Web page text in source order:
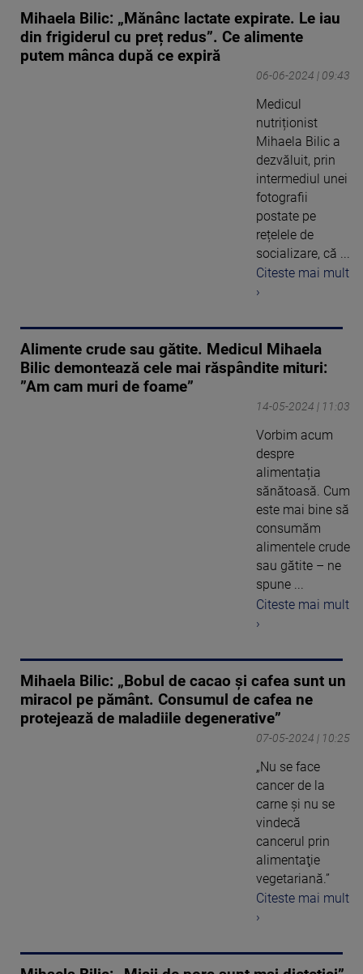
Mihaela Bilic: „Mănânc lactate expirate. Le iau
din frigiderul cu preț redus”. Ce alimente
putem mânca după ce expiră
06-06-2024 | 09:43
Medicul
nutriționist
Mihaela Bilic a
dezvăluit, prin
intermediul unei
fotografii
postate pe
rețelele de
socializare, că ...
Citeste mai mult
›
Alimente crude sau gătite. Medicul Mihaela
Bilic demontează cele mai răspândite mituri:
”Am cam muri de foame”
14-05-2024 | 11:03
Vorbim acum
despre
alimentația
sănătoasă. Cum
este mai bine să
consumăm
alimentele crude
sau gătite – ne
spune ...
Citeste mai mult
›
Mihaela Bilic: „Bobul de cacao și cafea sunt un
miracol pe pământ. Consumul de cafea ne
protejează de maladiile degenerative”
07-05-2024 | 10:25
„Nu se face
cancer de la
carne şi nu se
vindecă
cancerul prin
alimentaţie
vegetariană.”
Citeste mai mult
›